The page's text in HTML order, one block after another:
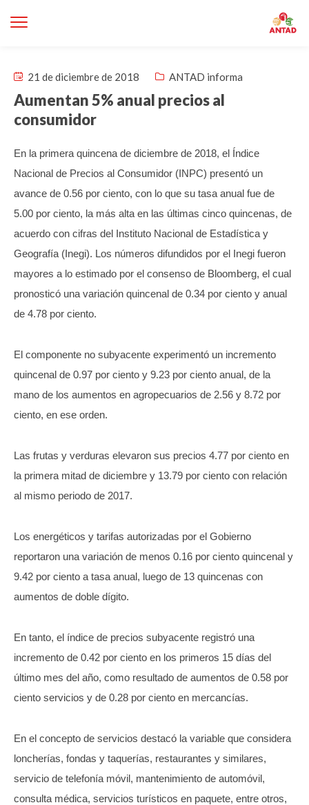
21 de diciembre de 2018 ANTAD informa
Aumentan 5% anual precios al
consumidor
En la primera quincena de diciembre de 2018, el Índice
Nacional de Precios al Consumidor (INPC) presentó un
avance de 0.56 por ciento, con lo que su tasa anual fue de
5.00 por ciento, la más alta en las últimas cinco quincenas, de
acuerdo con cifras del Instituto Nacional de Estadística y
Geografía (Inegi). Los números difundidos por el Inegi fueron
mayores a lo estimado por el consenso de Bloomberg, el cual
pronosticó una variación quincenal de 0.34 por ciento y anual
de 4.78 por ciento.
El componente no subyacente experimentó un incremento
quincenal de 0.97 por ciento y 9.23 por ciento anual, de la
mano de los aumentos en agropecuarios de 2.56 y 8.72 por
ciento, en ese orden.
Las frutas y verduras elevaron sus precios 4.77 por ciento en
la primera mitad de diciembre y 13.79 por ciento con relación
al mismo periodo de 2017.
Los energéticos y tarifas autorizadas por el Gobierno
reportaron una variación de menos 0.16 por ciento quincenal y
9.42 por ciento a tasa anual, luego de 13 quincenas con
aumentos de doble dígito.
En tanto, el índice de precios subyacente registró una
incremento de 0.42 por ciento en los primeros 15 días del
último mes del año, como resultado de aumentos de 0.58 por
ciento servicios y de 0.28 por ciento en mercancías.
En el concepto de servicios destacó la variable que considera
loncherías, fondas y taquerías, restaurantes y similares,
servicio de telefonía móvil, mantenimiento de automóvil,
consulta médica, servicios turísticos en paquete, entre otros,